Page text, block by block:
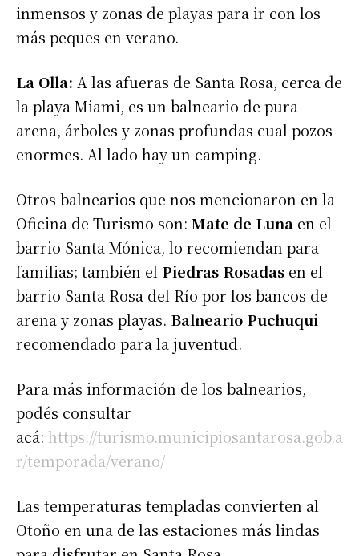
inmensos y zonas de playas para ir con los
más peques en verano.
La Olla: A las afueras de Santa Rosa, cerca de
la playa Miami, es un balneario de pura
arena, árboles y zonas profundas cual pozos
enormes. Al lado hay un camping.
Otros balnearios que nos mencionaron en la
Oficina de Turismo son: Mate de Luna en el
barrio Santa Mónica, lo recomiendan para
familias; también el Piedras Rosadas en el
barrio Santa Rosa del Río por los bancos de
arena y zonas playas. Balneario Puchuqui
recomendado para la juventud.
Para más información de los balnearios,
podés consultar
acá: https://turismo.municipiosantarosa.gob.a
r/temporada/verano/
Las temperaturas templadas convierten al
Otoño en una de las estaciones más lindas